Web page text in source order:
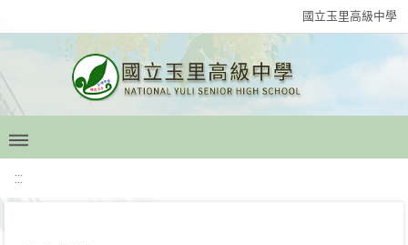
國立玉里高級中學
:::